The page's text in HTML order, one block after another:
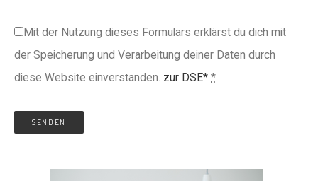
Mit der Nutzung dieses Formulars erklärst du dich mit
der Speicherung und Verarbeitung deiner Daten durch
diese Website einverstanden. zur DSE* *